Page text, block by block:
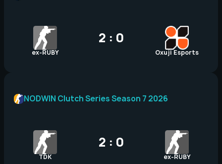
ex-RUBY
2 : 0
Oxuji Esports
TDK
2 : 0
ex-RUBY
NODWIN Clutch Series Season 7 2026